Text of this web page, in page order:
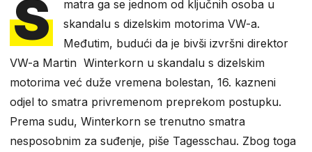
S
matra ga se jednom od ključnih osoba u
skandalu s dizelskim motorima VW-a.
Međutim, budući da je bivši izvršni direktor
VW-a Martin Winterkorn u skandalu s dizelskim
motorima već duže vremena bolestan, 16. kazneni
odjel to smatra privremenom preprekom postupku.
Prema sudu, Winterkorn se trenutno smatra
nesposobnim za suđenje, piše Tagesschau. Zbog toga